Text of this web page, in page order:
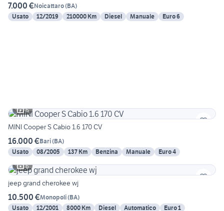
7.000 €Noicattaro(BA)
Usato
12/2019 210000 Km Diesel Manuale Euro 6
6
MINI Cooper S Cabio 1.6 170 CV
16.000 €Bari(BA)
Usato
08/2005 137 Km Benzina Manuale
Euro 4
6
jeep grand cherokee wj
10.500 €Monopoli(BA)
Usato
12/2001 8000 Km Diesel Automatico
Euro 1